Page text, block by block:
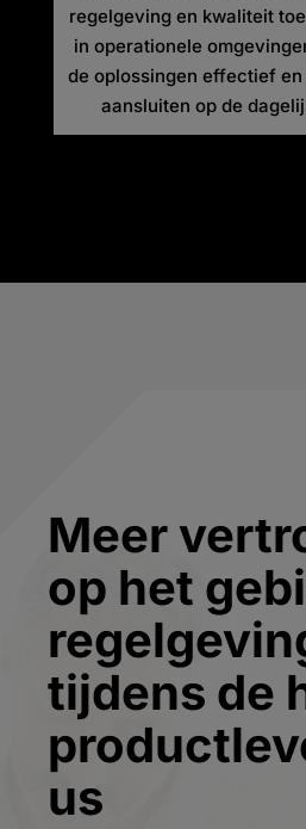
regelgeving en kwaliteit
in operationele
de oplossingen effectief
aansluiten op de
Meer
op het
tijdens de
us